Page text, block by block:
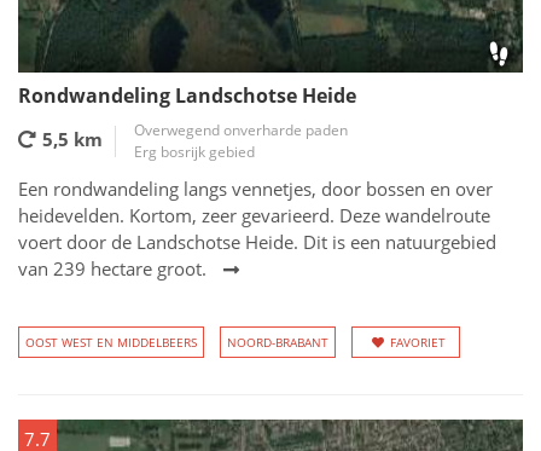
Rondwandeling Landschotse Heide
5,5 km
Overwegend onverharde paden
Erg bosrijk gebied
Een rondwandeling langs vennetjes, door bossen en over
heidevelden. Kortom, zeer gevarieerd. Deze wandelroute
voert door de Landschotse Heide. Dit is een natuurgebied
van 239 hectare groot.
OOST WEST EN MIDDELBEERS NOORD-BRABANT FAVORIET
7.7